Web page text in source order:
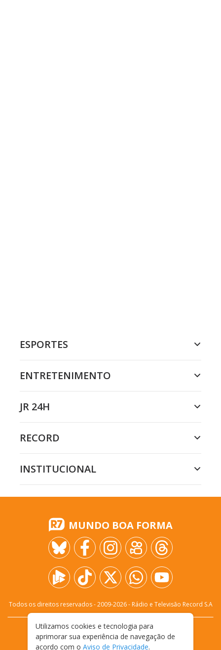
ESPORTES
ENTRETENIMENTO
JR 24H
RECORD
INSTITUCIONAL
MUNDO BOA FORMA
Todos os direitos reservados - 2009-2026- Rádio e Televisão Record S.A
FALE CONOSCO
PRIVACIDADE
TERMOS E CONDIÇÕES DE USO
Utilizamos cookies e tecnologia para
aprimorar sua experiência de navegação de
acordo com o Aviso de Privacidade.